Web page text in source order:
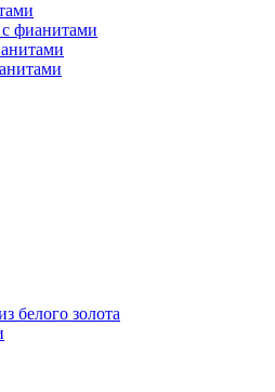
с фианитами
белого золота